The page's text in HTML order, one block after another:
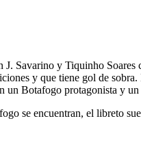
Savarino y Tiquinho
y que tiene gol de
un Botafogo protagonista y
se encuentran, el libreto